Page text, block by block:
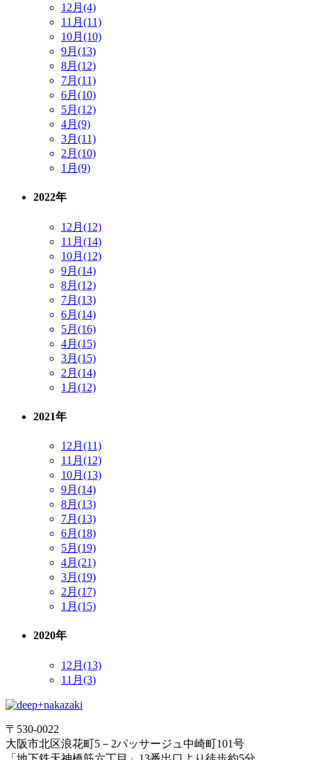
12月(4)
11月(11)
10月(10)
9月(13)
8月(12)
7月(11)
6月(10)
5月(12)
4月(9)
3月(11)
2月(10)
1月(9)
2022年
12月(12)
11月(14)
10月(12)
9月(14)
8月(12)
7月(13)
6月(14)
5月(16)
4月(15)
3月(15)
2月(14)
1月(12)
2021年
12月(11)
11月(12)
10月(13)
9月(14)
8月(13)
7月(13)
6月(18)
5月(19)
4月(21)
3月(19)
2月(17)
1月(15)
2020年
12月(13)
11月(3)
〒530-0022
大阪市北区浪花町5－2パッサージュ中崎町101号